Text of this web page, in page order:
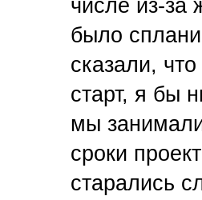
числе из-за
было
сказали,
старт, я бы
мы
сроки
старались